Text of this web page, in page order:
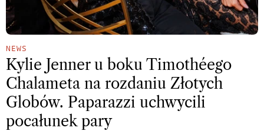
NEWS
Kylie Jenner u boku Timothéego
Chalameta na rozdaniu Złotych
Globów. Paparazzi uchwycili
pocałunek pary